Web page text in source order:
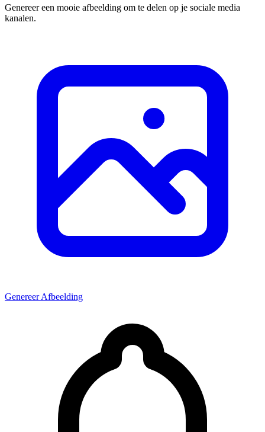
Genereer een mooie afbeelding om te delen op je sociale media
kanalen.
Genereer Afbeelding